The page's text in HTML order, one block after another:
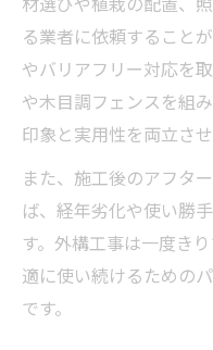
る業者に依頼すること
やバリアフリー対応を
や木目調フェンスを組
印象と実用性を両立さ
また、施工後のアフタ
ば、経年劣化や使い勝
す。外構工事は一度き
適に使い続けるための
です。